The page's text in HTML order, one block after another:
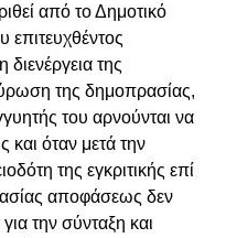
από το Δημοτικό
της
της δημοπρασίας,
του αρνούνται να
όταν μετά την
της εγκριτικής επί
αποφάσεως δεν
την σύνταξη και